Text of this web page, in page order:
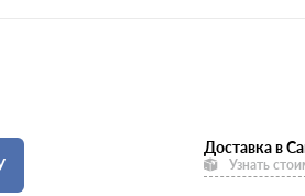
Доставка в
Узнать